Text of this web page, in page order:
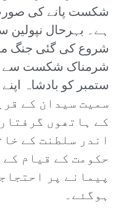
شکست پانے کی
ہے۔ بہرحال
شروع کی گئی جنگ
سمیت سیدان کے
کے ہاتھوں
اندر سلطنت کے
حکومت کے قیام
پیمانے پر
ہوگئے۔